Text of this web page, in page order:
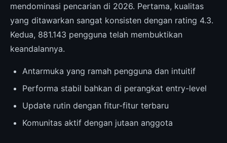
mendominasi pencarian di 2026. Pertama, kualitas
yang ditawarkan sangat konsisten dengan rating 4.3.
Kedua, 881.143 pengguna telah membuktikan
keandalannya.
Antarmuka yang ramah pengguna dan intuitif
Performa stabil bahkan di perangkat entry-level
Update rutin dengan fitur-fitur terbaru
Komunitas aktif dengan jutaan anggota